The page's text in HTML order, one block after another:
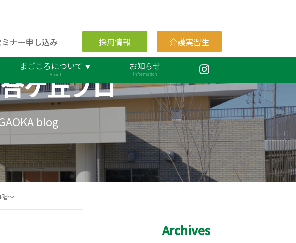
ナー申し込み 採用情報 介護実習生
まごころについて
About
お知らせ
Information
ケ丘ブロ
blog
～
Archives